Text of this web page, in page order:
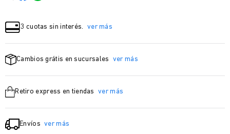
3 cuotas sin interés. ver más
Cambios grátis en sucursales ver más
Retiro express en tiendas ver más
Envíos ver más